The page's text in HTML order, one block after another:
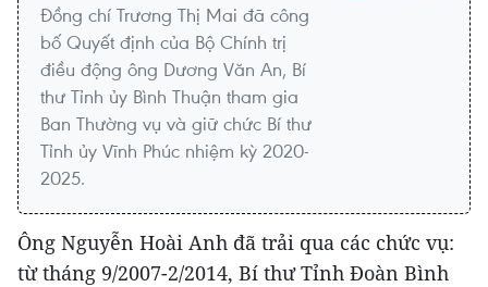
Đồng chí Trương Thị Mai đã công
bố Quyết định của Bộ Chính trị
điều động ông Dương Văn An, Bí
thư Tỉnh ủy Bình Thuận tham gia
Ban Thường vụ và giữ chức Bí thư
Tỉnh ủy Vĩnh Phúc nhiệm kỳ 2020-
2025.
Ông Nguyễn Hoài Anh đã trải qua các chức vụ:
từ tháng 9/2007-2/2014, Bí thư Tỉnh Đoàn Bình